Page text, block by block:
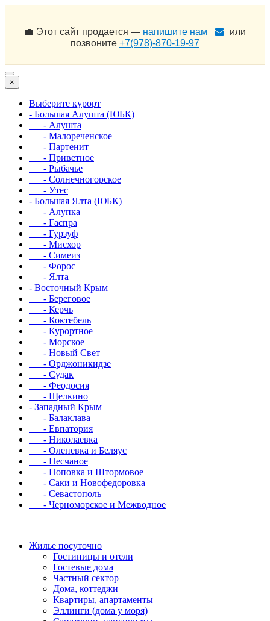
💼 Этот сайт продается — напишите нам
или
позвоните +7(978)-870-19-97
×
Выберите курорт
- Большая Алушта (ЮБК)
- Алушта
- Малореченское
- Партенит
- Приветное
- Рыбачье
- Солнечногорское
- Утес
- Большая Ялта (ЮБК)
- Алупка
- Гаспра
- Гурзуф
- Мисхор
- Симеиз
- Форос
- Ялта
- Восточный Крым
- Береговое
- Керчь
- Коктебель
- Курортное
- Морское
- Новый Свет
- Орджоникидзе
- Судак
- Феодосия
- Щелкино
- Западный Крым
- Балаклава
- Евпатория
- Николаевка
- Оленевка и Беляус
- Песчаное
- Поповка и Штормовое
- Саки и Новофедоровка
- Севастополь
- Черноморское и Межводное
Жилье посуточно
Гостиницы и отели
Гостевые дома
Частный сектор
Дома, коттеджи
Квартиры, апартаменты
Эллинги (дома у моря)